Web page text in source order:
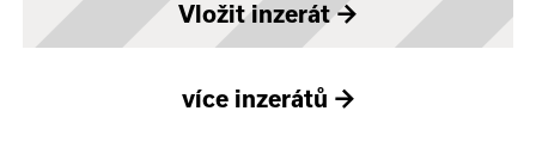
Vložit inzerát→
více inzerátů →